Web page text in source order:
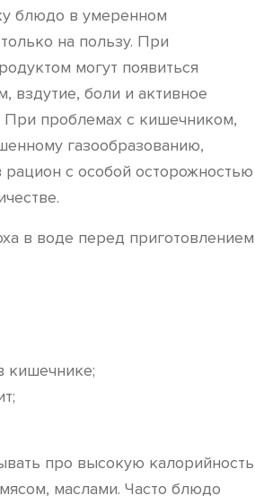
блюдо в умеренном
на пользу. При
могут появиться
вздутие, боли и активное
При проблемах с кишечником,
газообразованию,
рацион с особой осторожностью
кишечнике;
про высокую калорийность
маслами. Часто блюдо